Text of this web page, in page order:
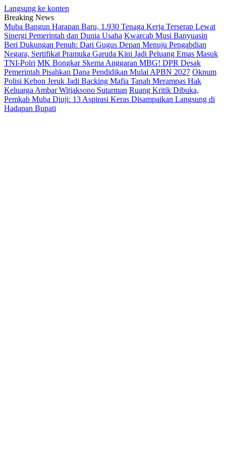
Langsung ke konten
Breaking News
Muba Bangun Harapan Baru, 1.930 Tenaga Kerja
Terserap Lewat Sinergi Pemerintah dan Dunia Usaha
Kwarcab Musi Banyuasin Beri Dukungan Penuh: Dari
Gugus Depan Menuju Pengabdian Negara, Sertifikat
Pramuka Garuda Kini Jadi Peluang Emas Masuk TNI-Polri
MK Bongkar Skema Anggaran MBG! DPR Desak
Pemerintah Pisahkan Dana Pendidikan Mulai APBN 2027
Oknum Polisi Kebon Jeruk Jadi Backing Mafia Tanah